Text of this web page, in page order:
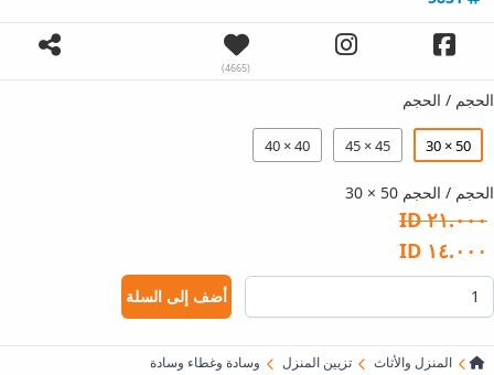
(4665)
الحجم / الحجم
50 × 30
45 × 45
40 × 40
الحجم / الحجم 50 × 30
٢١.٠٠٠ ID
١٤.٠٠٠ ID
أضف إلى السلة
المنزل والأثاث تزيين المنزل وسادة وغطاء وسادة